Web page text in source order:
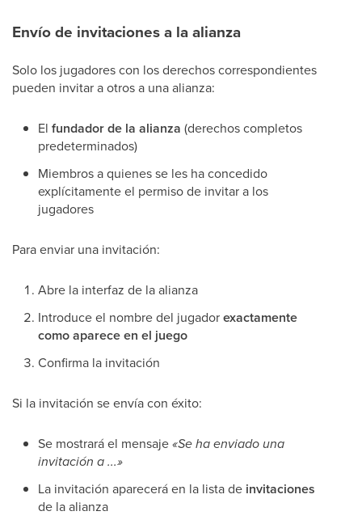
Envío de invitaciones a la alianza
Solo los jugadores con los derechos correspondientes
pueden invitar a otros a una alianza:
El fundador de la alianza (derechos completos
predeterminados)
Miembros a quienes se les ha concedido
explícitamente el permiso de invitar a los
jugadores
Para enviar una invitación:
Abre la interfaz de la alianza
Introduce el nombre del jugadorexactamente
como aparece en el juego
Confirma la invitación
Si la invitación se envía con éxito:
Se mostrará el mensaje«Se ha enviado una
invitación a ...»
La invitación aparecerá en la lista de invitaciones
de la alianza